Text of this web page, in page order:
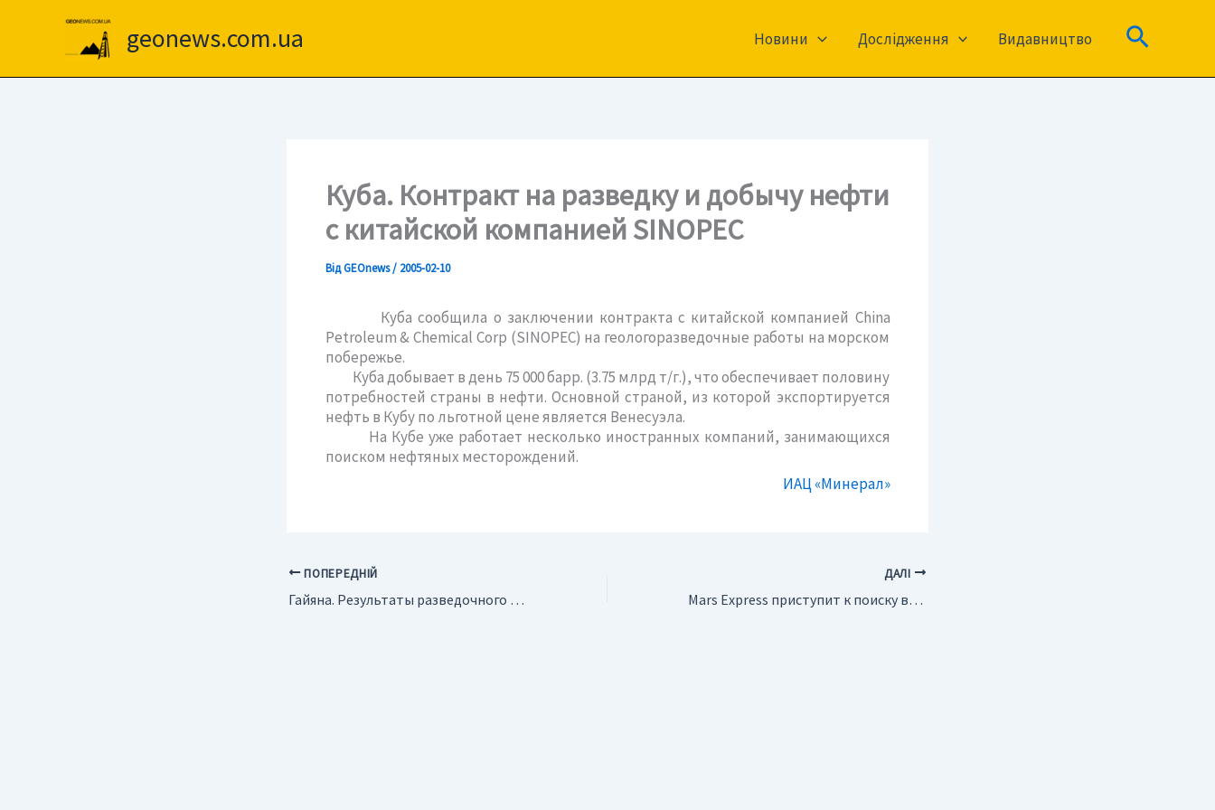
geonews.com.ua Новини Дослідження Видавництво Пошук
Куба. Контракт на разведку и добычу нефти
с китайской компанией SINOPEC
ВідGEOnews/ 2005-02-10
Куба сообщила о заключении контракта с китайской компанией Сhina
Petroleum & Сhemical Corp (SINOPEC) на геологоразведочные работы на морском
побережье.
Куба добывает в день 75 000 барр. (3.75 млрд т/г.), что обеспечивает половину
потребностей страны в нефти. Основной страной, из которой экспортируется
нефть в Кубу по льготной цене является Венесуэла.
На Кубе уже работает несколько иностранных компаний, занимающихся
поиском нефтяных месторождений.
ИАЦ «Минерал»
ПОПЕРЕДНІЙ
Гайяна. Результаты разведочного бурения на золоторудном месторождении Аврора
ДАЛІ
Mars Express приступит к поиску воды под поверхностью Марса